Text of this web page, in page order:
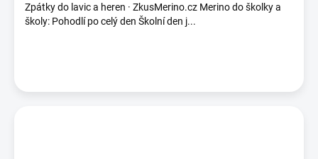
Zpátky do lavic a heren · ZkusMerino.cz Merino do školky a
školy: Pohodlí po celý den Školní den j...